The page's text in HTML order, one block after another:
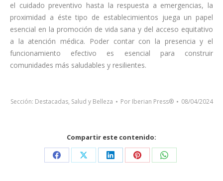
el cuidado preventivo hasta la respuesta a emergencias, la
proximidad a éste tipo de establecimientos juega un papel
esencial en la promoción de vida sana y del acceso equitativo
a la atención médica. Poder contar con la presencia y el
funcionamiento efectivo es esencial para construir
comunidades más saludables y resilientes.
Sección: Destacadas, Salud y Belleza Por Iberian Press® 08/04/2024
Compartir este contenido:
Share Share Share Share Share